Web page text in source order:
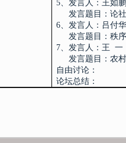
5、发言人：王如
发言题目：论
6、发言人： 吕付
发言题目：秩
7、发言人：王 一
发言题目：农
自由讨论：
论坛总结：